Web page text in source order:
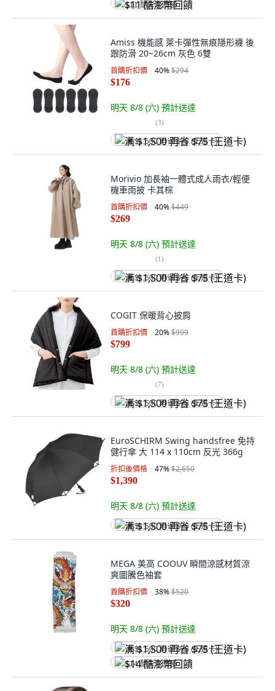
$11 酷澎幣回饋
Amiss 機能感 萊卡彈性無痕隱形襪 後
跟防滑 20~26cm 灰色 6雙
首購折扣價 40%$294
$176
明天 8/8 (六) 預計送達
(3)
满 $1,500 再省 $75 (王道卡)
Morivio 加長袖一體式成人雨衣/輕便
機車雨披 卡其棕
首購折扣價 40%$449
$269
明天 8/8 (六) 預計送達
(1)
满 $1,500 再省 $75 (王道卡)
COGIT 保暖背心披肩
首購折扣價 20%$999
$799
明天 8/8 (六) 預計送達
(7)
满 $1,500 再省 $75 (王道卡)
EuroSCHIRM Swing handsfree 免持
健行傘 大 114 x 110cm 反光 366g
折扣後價格 47%$2,650
$1,390
明天 8/8 (六) 預計送達
满 $1,500 再省 $75 (王道卡)
MEGA 美高 COOUV 瞬間涼感材質涼
爽圖騰色袖套
首購折扣價 38%$520
$320
明天 8/8 (六) 預計送達
满 $1,500 再省 $75 (王道卡)
$14 酷澎幣回饋